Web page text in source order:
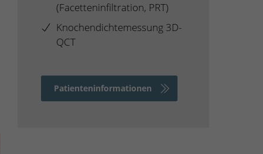
(Facetteninfiltration, PRT)
Knochendichtemessung 3D-
QCT
Patienteninformationen